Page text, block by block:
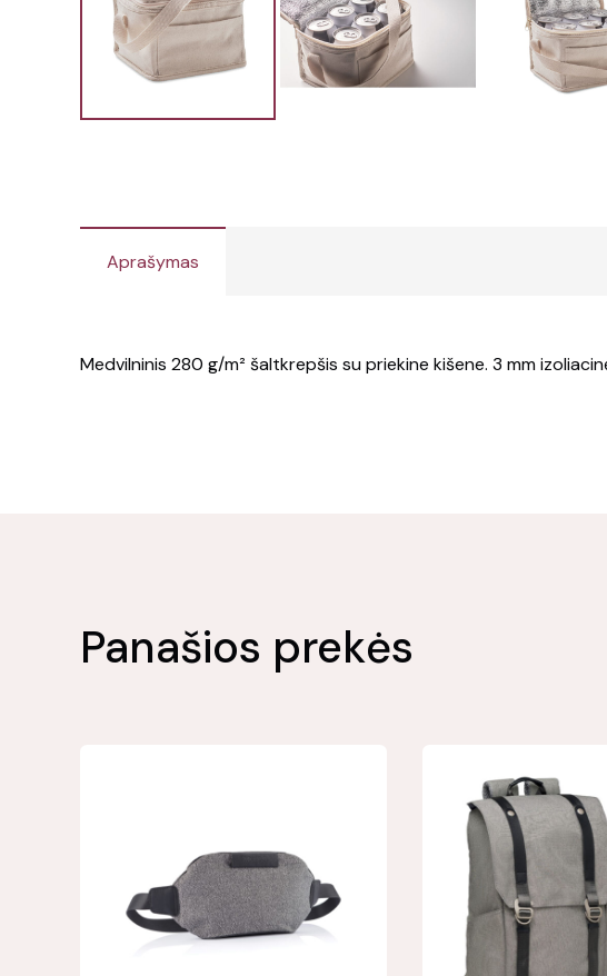
Aprašymas
Medvilninis 280 g/m² šaltkrepšis su priekine kišene. 3 mm
Panašios prekės